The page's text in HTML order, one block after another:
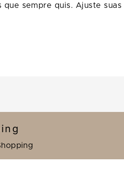
sempre quis. Ajuste